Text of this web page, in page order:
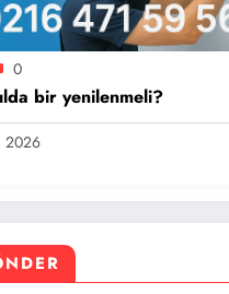
0
bir yenilenmeli?
2026